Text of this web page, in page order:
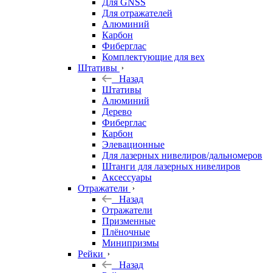
Для GNSS
Для отражателей
Алюминий
Карбон
Фиберглас
Комплектующие для вех
Штативы
Назад
Штативы
Алюминий
Дерево
Фиберглас
Карбон
Элевационные
Для лазерных нивелиров/дальномеров
Штанги для лазерных нивелиров
Аксессуары
Отражатели
Назад
Отражатели
Призменные
Плёночные
Минипризмы
Рейки
Назад